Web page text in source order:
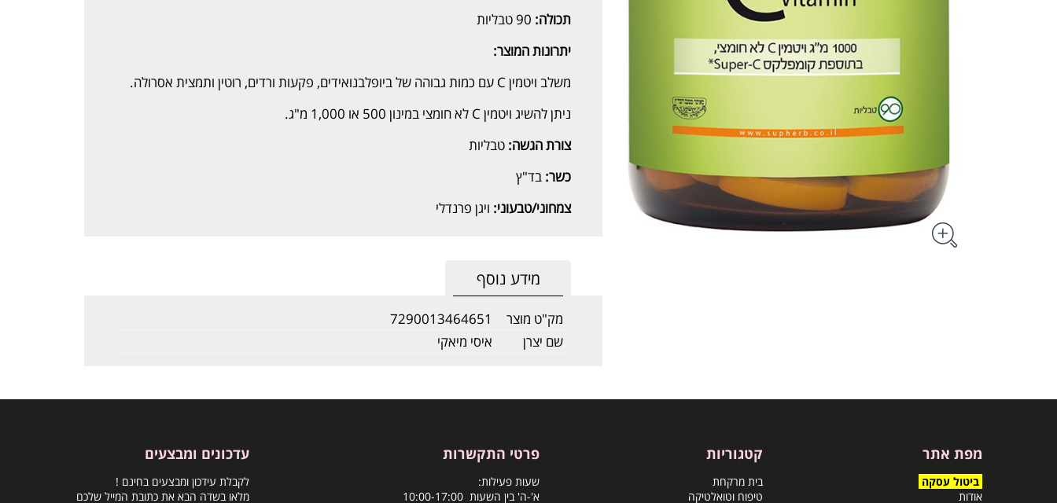
תכולה:
יתרונות המוצר:
משלב ויטמין C עם כמות גבוהה של ביופלבנואידים, פקעות ורדים, רוטין ותמצית אסרולה.
ניתן להשיג ויטמין C לא חומצי במינון 500 או 1,000 מ"ג.
צורת הגשה: טבליות
כשר: בד"ץ
צמחוני/טבעוני: ויגן פרנדלי
מידע נוסף
מק"ט מוצר
7290013464651
שם יצרן
איסי מיאקי
מפת אתר
ביטול עסקה
אודות
קטגוריות
בית מרקחת
טיפוח וטואלטיקה
פרטי התקשרות
שעות פעילות:
א'-ה' בין השעות 10:00-17:00
עדכונים ומבצעים
לקבלת עידכון ומבצעים בחינם !
מלאו בשדה הבא את כתובת המייל שלכם